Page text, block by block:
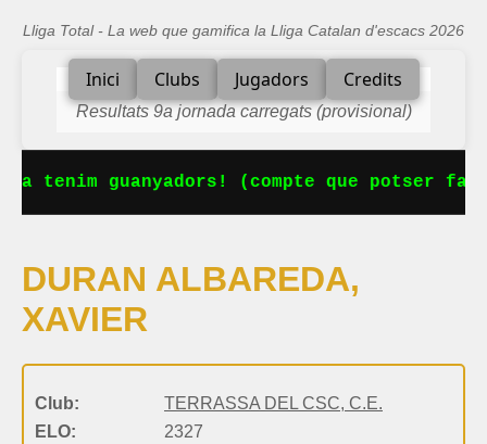
Lliga Total - La web que gamifica la Lliga Catalan d'escacs 2026
Inici Clubs Jugadors Credits
Resultats 9a jornada carregats (provisional)
tenim guanyadors! (compte que potser
DURAN ALBAREDA,
XAVIER
Club:
TERRASSA DEL CSC, C.E.
ELO:
2327